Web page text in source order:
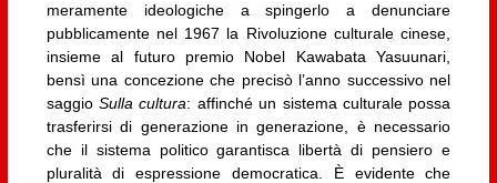
meramente ideologiche a spingerlo a denunciare
pubblicamente nel 1967 la Rivoluzione culturale cinese,
insieme al futuro premio Nobel Kawabata Yasuunari,
bensì una concezione che precisò l’anno successivo nel
saggioSulla cultura: affinché un sistema culturale possa
trasferirsi di generazione in generazione, è necessario
che il sistema politico garantisca libertà di pensiero e
pluralità di espressione democratica. È evidente che